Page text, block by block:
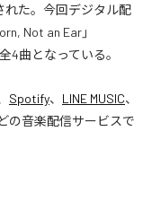
れた。今回デジタル配
Not an Ear」
4曲となっている。
Spotify、 LINE MUSIC、
の音楽配信サービスで